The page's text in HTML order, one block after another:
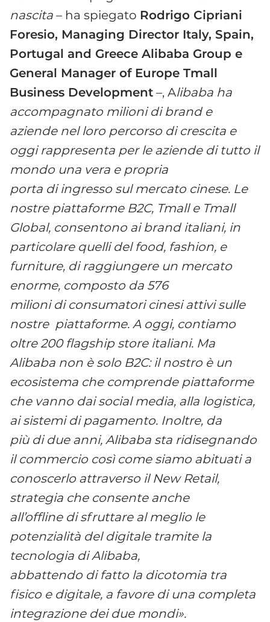
nascita – ha spiegato Rodrigo Cipriani
Foresio, Managing Director Italy, Spain,
Portugal and Greece Alibaba Group e
General Manager of Europe Tmall
Business Development –, Alibaba ha
accompagnato milioni di brand e
aziende nel loro percorso di crescita e
oggi rappresenta per le aziende di tutto il
mondo una vera e propria
porta di ingresso sul mercato cinese. Le
nostre piattaforme B2C, Tmall e Tmall
Global, consentono ai brand italiani, in
particolare quelli del food, fashion, e
furniture, di raggiungere un mercato
enorme, composto da 576
milioni di consumatori cinesi attivi sulle
nostre piattaforme. A oggi, contiamo
oltre 200 flagship store italiani. Ma
Alibaba non è solo B2C: il nostro è un
ecosistema che comprende piattaforme
che vanno dai social media, alla logistica,
ai sistemi di pagamento. Inoltre, da
più di due anni, Alibaba sta ridisegnando
il commercio così come siamo abituati a
conoscerlo attraverso il New Retail,
strategia che consente anche
all’offline di sfruttare al meglio le
potenzialità del digitale tramite la
tecnologia di Alibaba,
abbattendo di fatto la dicotomia tra
fisico e digitale, a favore di una completa
integrazione dei due mondi».